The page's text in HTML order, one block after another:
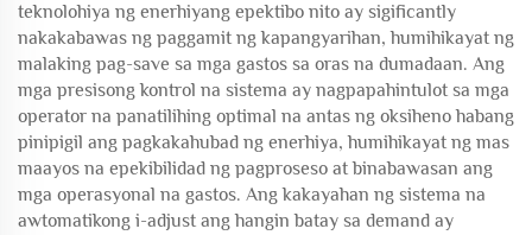
teknolohiya ng enerhiyang epektibo nito ay sigificantly
nakakabawas ng paggamit ng kapangyarihan, humihikayat ng
malaking pag-save sa mga gastos sa oras na dumadaan. Ang
mga presisong kontrol na sistema ay nagpapahintulot sa mga
operator na panatilihing optimal na antas ng oksiheno habang
pinipigil ang pagkakahubad ng enerhiya, humihikayat ng mas
maayos na epekibilidad ng pagproseso at binabawasan ang
mga operasyonal na gastos. Ang kakayahan ng sistema na
awtomatikong i-adjust ang hangin batay sa demand ay